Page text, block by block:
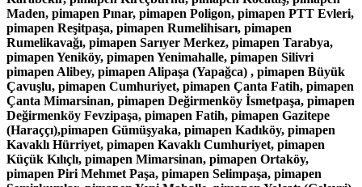
Maden, pimapen Pınar, pimapen Poligon, pimapen PTT Evleri,
pimapen Reşitpaşa, pimapen Rumelihisarı, pimapen
Rumelikavağı, pimapen Sarıyer Merkez, pimapen Tarabya,
pimapen Yeniköy, pimapen Yenimahalle, pimapen Silivri
pimapen Alibey, pimapen Alipaşa (Yapağca) , pimapen Büyük
Çavuşlu, pimapen Cumhuriyet, pimapen Çanta Fatih, pimapen
Çanta Mimarsinan, pimapen Değirmenköy İsmetpaşa, pimapen
Değirmenköy Fevzipaşa, pimapen Fatih, pimapen Gazitepe
(Haraççı),pimapen Gümüşyaka, pimapen Kadıköy, pimapen
Kavaklı Hürriyet, pimapen Kavaklı Cumhuriyet, pimapen
Küçük Kılıçlı, pimapen Mimarsinan, pimapen Ortaköy,
pimapen Piri Mehmet Paşa, pimapen Selimpaşa, pimapen